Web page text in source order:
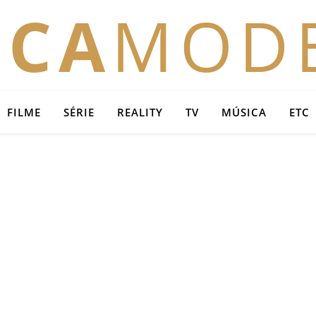
FILME SÉRIE REALITY TV MÚSICA ETC